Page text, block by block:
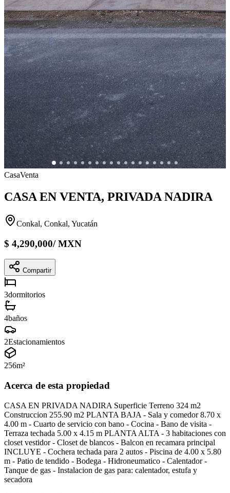
CasaVenta
CASA EN VENTA, PRIVADA NADIRA
Conkal, Conkal, Yucatán
$ 4,290,000/MXN
Compartir
3dormitorios
4baños
2Estacionamientos
256m²
Acerca de esta propiedad
CASA EN PRIVADA NADIRA Superficie Terreno 324 m2
Construccion 255.90 m2 PLANTA BAJA - Sala y comedor 8.70 x
4.00 m - Cuarto de servicio con bano - Cocina - Bano de visita -
Terraza techada 5.00 x 4.15 m PLANTA ALTA - 3 habitaciones con
closet vestidor - Closet de blancos - Balcon en recamara principal
INCLUYE - Cochera techada para 2 autos - Piscina de 4.00 x 5.80
m - Patio de tendido - Bodega - Hidroneumatico - Calentador -
Tanque de gas - Instalacion de gas para: calentador, estufa y
secadora